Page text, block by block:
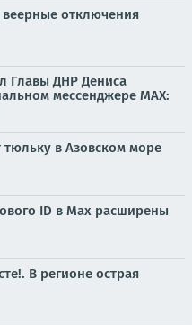
отключения
Главы ДНР Дениса
мессенджере MAX:
тюльку в Азовском море
ID в Мах расширены
В регионе острая